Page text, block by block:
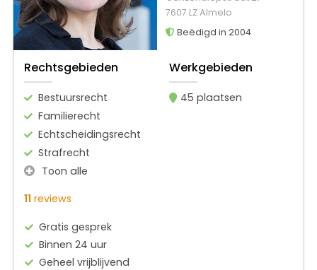
7607 LZ Almelo
Beëdigd in 2004
Rechtsgebieden
Bestuursrecht
Familierecht
Echtscheidingsrecht
Strafrecht
Toon alle
Werkgebieden
45 plaatsen
11 reviews
Gratis gesprek
Binnen 24 uur
Geheel vrijblijvend